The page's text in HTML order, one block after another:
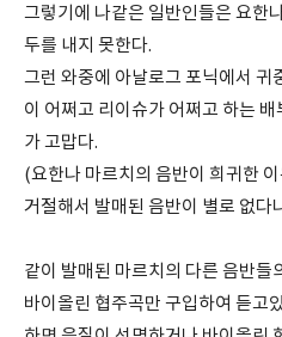
그렇기에 나같은 일반인들은 요한
두를 내지 못한다.
그런 와중에 아날로그 포닉에서 귀
이 어쩌고 리이슈가 어쩌고 하는 배
가 고맙다.
(요한나 마르치의 음반이 희귀한
거절해서 발매된 음반이 별로 없다
같이 발매된 마르치의 다른 음반들
바이올린 협주곡만 구입하여 듣고